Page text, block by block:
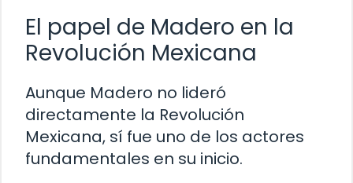
El papel de Madero en la
Revolución Mexicana
Aunque Madero no lideró
directamente la Revolución
Mexicana, sí fue uno de los actores
fundamentales en su inicio.